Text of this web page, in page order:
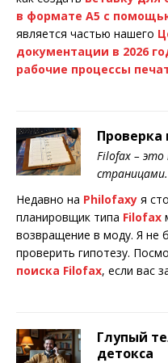
в формате A5 с
является частью нашего
документации в 2026
рабочие процессы
Проверка
Filofax –
страницами.
Недавно на Philofaxy я
планировщик типа Filofax
возвращение в моду. Я не
проверить гипотезу.
поиска Filofax, если вас
Глупый
детокса